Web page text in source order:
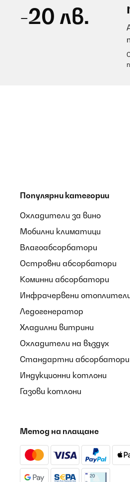
-20 лв.
Популярни категории
Охладители за вино
Мобилни климатици
Влагоабсорбатори
Островни абсорбатори
Коминни абсорбатори
Инфрачервени
Ледогенератор
Хладилни витрини
Охладители на въздух
Стандартни абсорбатори
Индукционни котлони
Газови котлони
Метод на плащане